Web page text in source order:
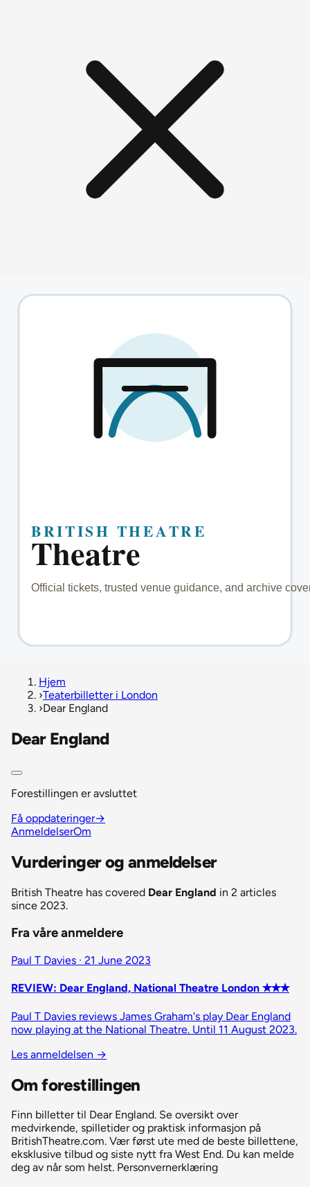
Hjem
›Teaterbilletter i London
›Dear England
Dear England
Forestillingen er avsluttet
Få oppdateringer→
AnmeldelserOm
Vurderinger og anmeldelser
British Theatre has covered Dear England in 2 articles
since 2023.
Fra våre anmeldere
Paul T Davies · 21 June 2023
REVIEW: Dear England, National Theatre London ✭✭✭
Paul T Davies reviews James Graham's play Dear England
now playing at the National Theatre. Until 11 August 2023.
Les anmeldelsen →
Om forestillingen
Finn billetter til Dear England. Se oversikt over
medvirkende, spilletider og praktisk informasjon på
BritishTheatre.com. Vær først ute med de beste billettene,
eksklusive tilbud og siste nytt fra West End. Du kan melde
deg av når som helst. Personvernerklæring